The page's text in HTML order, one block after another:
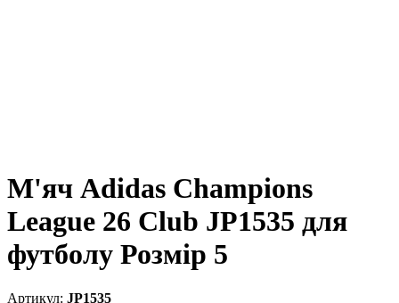
М'яч Adidas Champions
League 26 Club JP1535 для
футболу Розмір 5
JP1535